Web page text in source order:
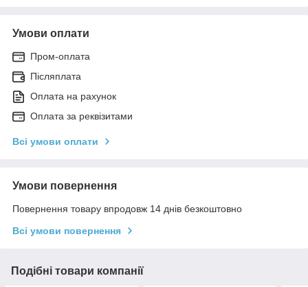
Умови оплати
Пром-оплата
Післяплата
Оплата на рахунок
Оплата за реквізитами
Всі умови оплати
Умови повернення
Повернення товару впродовж 14 днів безкоштовно
Всі умови повернення
Подібні товари компанії